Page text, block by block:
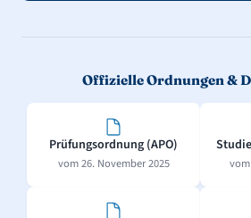
Offizielle Ordnungen &
Prüfungsordnung (APO)
vom 26. November 2025